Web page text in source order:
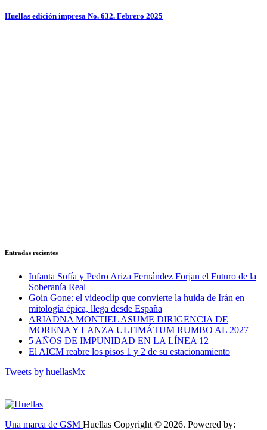
Huellas edición impresa No. 632. Febrero 2025
Entradas recientes
Infanta Sofía y Pedro Ariza Fernández Forjan el Futuro de la
Soberanía Real
Goin Gone: el videoclip que convierte la huida de Irán en
mitología épica, llega desde España
ARIADNA MONTIEL ASUME DIRIGENCIA DE
MORENA Y LANZA ULTIMÁTUM RUMBO AL 2027
5 AÑOS DE IMPUNIDAD EN LA LÍNEA 12
El AICM reabre los pisos 1 y 2 de su estacionamiento
Tweets by huellasMx_
Una marca de GSM Huellas Copyright © 2026. Powered by: